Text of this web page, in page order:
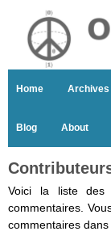
Home Archives
Blog About
Voici la liste des
commentaires.
commentaires